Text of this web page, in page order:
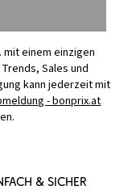
einem einzigen
Sales und
kann jederzeit mit
- bonprix.at
& sicher